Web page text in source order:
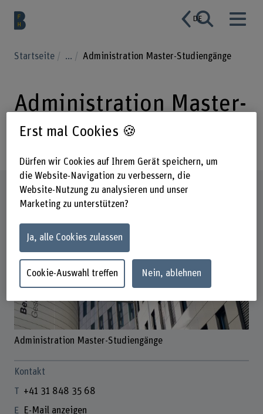
DE
Startseite ... Administration Master-Studiengänge
Administration Master-
Studiengänge
Steckbrief
Administration Master-Studiengänge
Kontakt
+41 31 848 35 68
E-Mail anzeigen
Erst mal Cookies 🍪
Dürfen wir Cookies auf Ihrem Gerät speichern, um
die Website-Navigation zu verbessern, die
Website-Nutzung zu analysieren und unser
Marketing zu unterstützen?
Ja, alle Cookies zulassen
Cookie-Auswahl treffen Nein, ablehnen